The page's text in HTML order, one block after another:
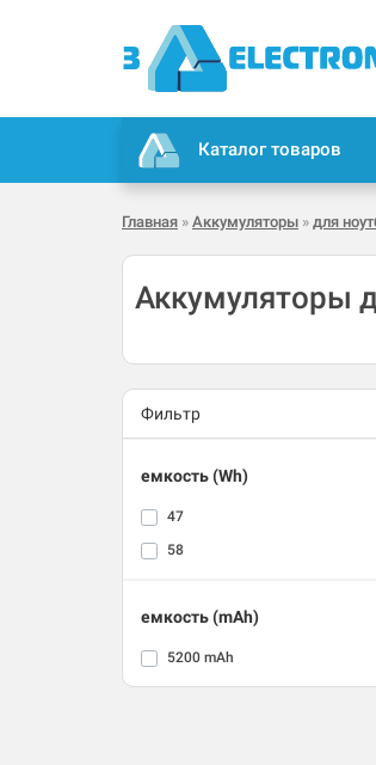
Каталог товаров
Главная » Аккумуляторы » для
Аккумуляторы
Фильтр
емкость (Wh)
47
58
емкость (mAh)
5200 mAh